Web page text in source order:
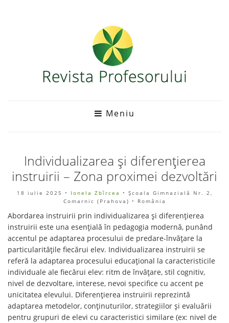
Meniu
Individualizarea și diferențierea
instruirii – Zona proximei dezvoltări
18 iulie 2025 • Ionela Zbîrcea
• Școala Gimnazială Nr. 2,
Comarnic (Prahova) • România
Abordarea instruirii prin individualizarea și diferențierea
instruirii este una esențială în pedagogia modernă, punând
accentul pe adaptarea procesului de predare-învățare la
particularitățile fiecărui elev. Individualizarea instruirii se
referă la adaptarea procesului educațional la caracteristicile
individuale ale fiecărui elev: ritm de învățare, stil cognitiv,
nivel de dezvoltare, interese, nevoi specifice cu accent pe
unicitatea elevului. Diferențierea instruirii reprezintă
adaptarea metodelor, conținuturilor, strategiilor și evaluării
pentru grupuri de elevi cu caracteristici similare (ex: nivel de